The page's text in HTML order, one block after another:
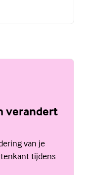
verandert
van je
tijdens